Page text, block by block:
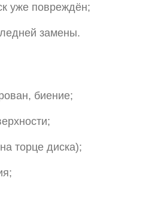
уже повреждён;
замены.
биение;
торце диска);